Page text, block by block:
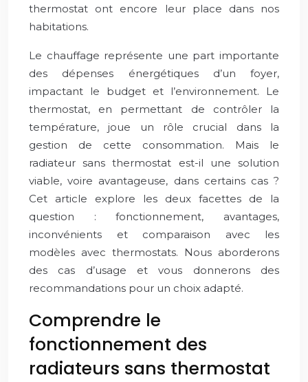
thermostat ont encore leur place dans nos
habitations.
Le chauffage représente une part importante
des dépenses énergétiques d’un foyer,
impactant le budget et l’environnement. Le
thermostat, en permettant de contrôler la
température, joue un rôle crucial dans la
gestion de cette consommation. Mais le
radiateur sans thermostat est-il une solution
viable, voire avantageuse, dans certains cas ?
Cet article explore les deux facettes de la
question : fonctionnement, avantages,
inconvénients et comparaison avec les
modèles avec thermostats. Nous aborderons
des cas d’usage et vous donnerons des
recommandations pour un choix adapté.
Comprendre le
fonctionnement des
radiateurs sans thermostat